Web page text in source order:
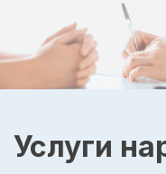
Услуги